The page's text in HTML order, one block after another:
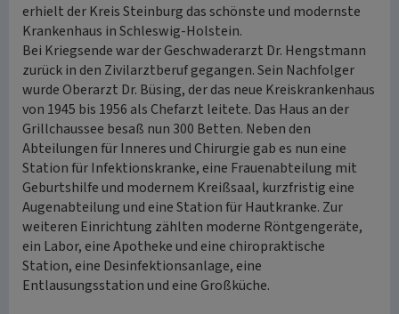
erhielt der Kreis Steinburg das schönste und modernste
Krankenhaus in Schleswig-Holstein.
Bei Kriegsende war der Geschwaderarzt Dr. Hengstmann
zurück in den Zivilarztberuf gegangen. Sein Nachfolger
wurde Oberarzt Dr. Büsing, der das neue Kreiskrankenhaus
von 1945 bis 1956 als Chefarzt leitete. Das Haus an der
Grillchaussee besaß nun 300 Betten. Neben den
Abteilungen für Inneres und Chirurgie gab es nun eine
Station für Infektionskranke, eine Frauenabteilung mit
Geburtshilfe und modernem Kreißsaal, kurzfristig eine
Augenabteilung und eine Station für Hautkranke. Zur
weiteren Einrichtung zählten moderne Röntgengeräte,
ein Labor, eine Apotheke und eine chiropraktische
Station, eine Desinfektionsanlage, eine
Entlausungsstation und eine Großküche.